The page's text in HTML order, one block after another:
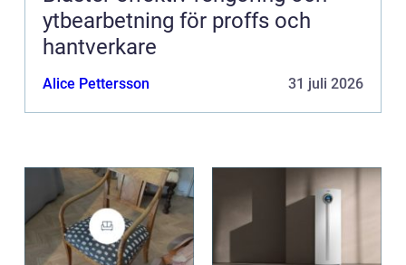
ytbearbetning för proffs och
hantverkare
Alice Pettersson 31 juli 2026